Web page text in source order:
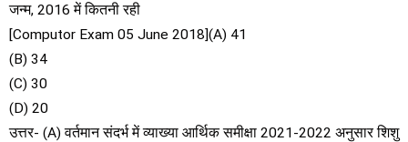
जन्म, 2016 में कितनी रही
[Computor Exam 05 June 2018](A) 41
(B) 34
(C) 30
(D) 20
उत्तर- (A) वर्तमान संदर्भ में व्याख्या आर्थिक समीक्षा 2021-2022 अनुसार शिशु